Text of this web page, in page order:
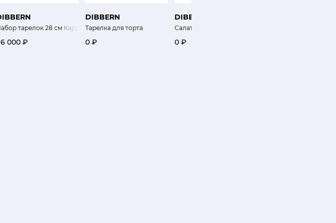
тарелок 28 см Каррара
000 ₽
DIBBERN
Тарелка для торта
0 ₽
DIBBERN
Салатник Рельеф
0 ₽